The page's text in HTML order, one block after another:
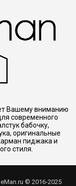
Вашему вниманию
современного
бабочку,
оригинальные
пиджака и
стиля.
© 2016-2025